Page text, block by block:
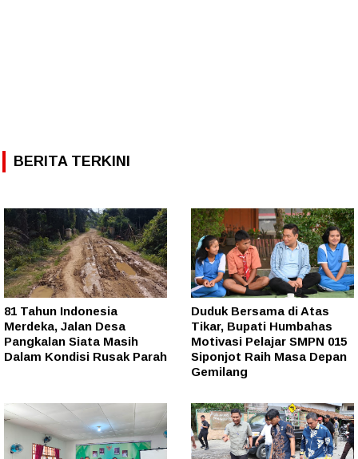
BERITA TERKINI
81 Tahun Indonesia
Merdeka, Jalan Desa
Pangkalan Siata Masih
Dalam Kondisi Rusak Parah
Duduk Bersama di Atas
Tikar, Bupati Humbahas
Motivasi Pelajar SMPN 015
Siponjot Raih Masa Depan
Gemilang